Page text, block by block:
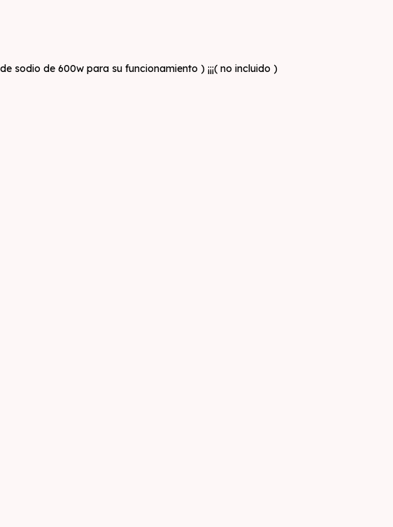
de 600w para su funcionamiento ) ¡¡¡( no incluido )